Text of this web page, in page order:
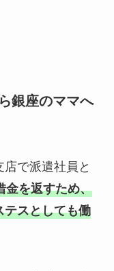
銀座のママへ
で派遣社員と
金を返すため、
テスとしても働